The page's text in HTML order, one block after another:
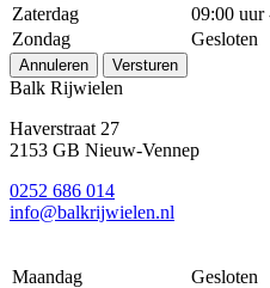
Zaterdag
09:00 uur
Zondag
Gesloten
Annuleren Versturen
Balk Rijwielen
Haverstraat 27
2153 GB Nieuw-Vennep
0252 686 014
info@balkrijwielen.nl
Maandag
Gesloten